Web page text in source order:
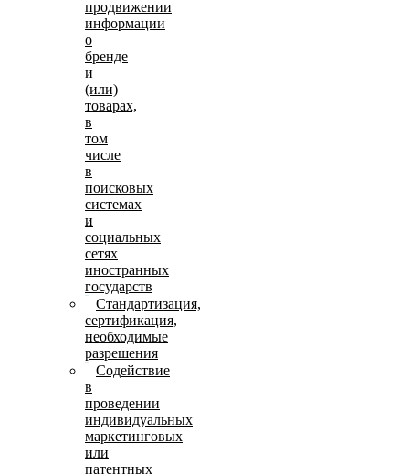
продвижении
информации
о
бренде
и
(или)
товарах,
в
том
числе
в
поисковых
системах
и
социальных
сетях
иностранных
государств
Стандартизация,
сертификация,
необходимые
разрешения
Содействие
в
проведении
индивидуальных
маркетинговых
или
патентных